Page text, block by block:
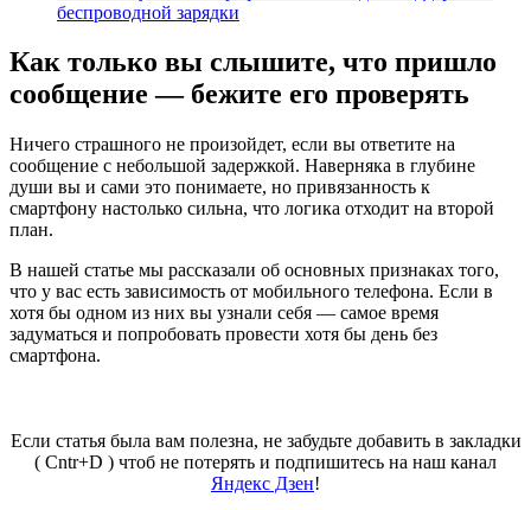
беспроводной зарядки
Как только вы слышите, что пришло
сообщение — бежите его проверять
Ничего страшного не произойдет, если вы ответите на
сообщение с небольшой задержкой. Наверняка в глубине
души вы и сами это понимаете, но привязанность к
смартфону настолько сильна, что логика отходит на второй
план.
В нашей статье мы рассказали об основных признаках того,
что у вас есть зависимость от мобильного телефона. Если в
хотя бы одном из них вы узнали себя — самое время
задуматься и попробовать провести хотя бы день без
смартфона.
Если статья была вам полезна, не забудьте добавить в закладки
( Cntr+D ) чтоб не потерять и подпишитесь на наш канал
Яндекс Дзен!